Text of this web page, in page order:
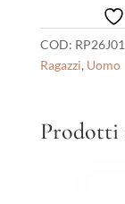
COD:
Ragazzi, Uomo
Prodotti